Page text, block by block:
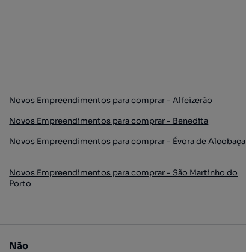
Novos Empreendimentos para comprar - Alfeizerão
Novos Empreendimentos para comprar - Benedita
Novos Empreendimentos para comprar - Évora de Alcobaça
Novos Empreendimentos para comprar - São Martinho do
Porto
Não